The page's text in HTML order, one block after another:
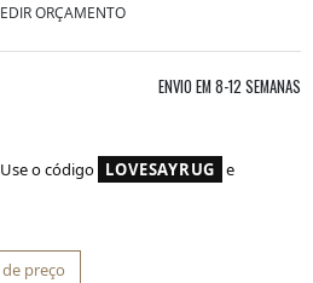
ORÇAMENTO
ENVIO EM 8-12 SEMANAS
Use o código LOVESAYRUG e
preço